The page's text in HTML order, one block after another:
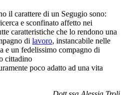
il carattere di un Segugio sono:
e sconfinato affetto nei
caratteristiche che lo rendono una
di lavoro, instancabile nelle
e un fedelissimo compagno di
cittadino
poco adatto ad una vita